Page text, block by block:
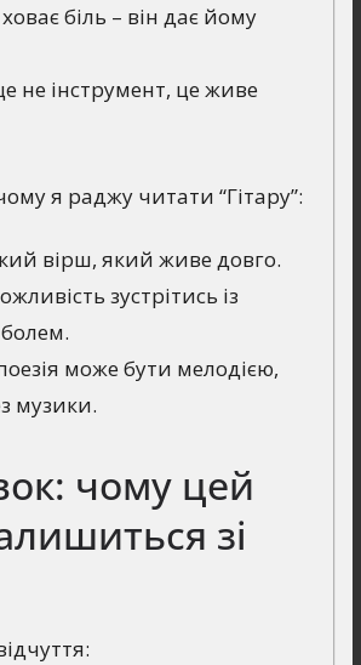
біль – він дає йому
не інструмент, це живе
я раджу читати “Гітару”:
вірш, який живе довго.
зустрітись із
може бути мелодією,
музики.
чому цей
зі